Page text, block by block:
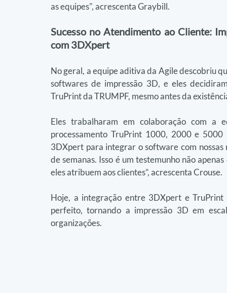
as equipes", acrescenta Graybill.
Sucesso no Atendimento ao Cliente:
com 3DXpert
No geral, a equipe aditiva da Agile descobriu
softwares de impressão 3D, e eles
TruPrint da TRUMPF, mesmo antes da
Eles trabalharam em colaboração com a
processamento TruPrint 1000, 2000 e
3DXpert para integrar o software com
de semanas. Isso é um testemunho não
eles atribuem aos clientes”, acrescenta Crouse.
Hoje, a integração entre 3DXpert e
perfeito, tornando a impressão 3D em
organizações.